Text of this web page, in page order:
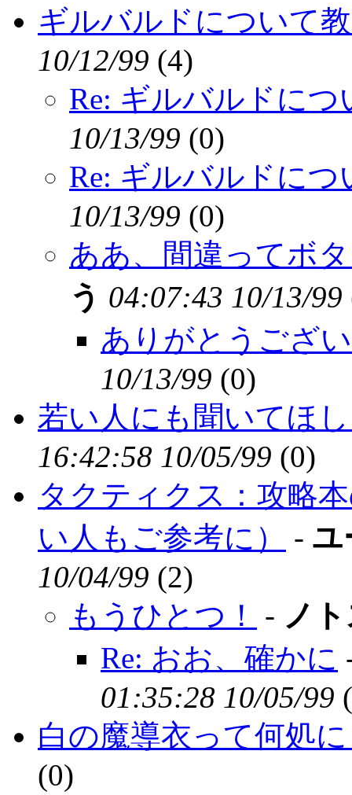
ギルバルドについて
10/12/99 (4)
Re: ギルバルドにつ
10/13/99 (0)
Re: ギルバルドにつ
10/13/99 (0)
ああ、間違ってボ
う 04:07:43 10/13/99
ありがとうござ
10/13/99 (0)
若い人にも聞いてほ
16:42:58 10/05/99 (0)
タクティクス：攻略
い人もご参考に）
- ユ
10/04/99 (2)
もうひとつ！
- ノ
Re: おお、確かに
01:35:28 10/05/99 (
白の魔導衣って何処
(0)